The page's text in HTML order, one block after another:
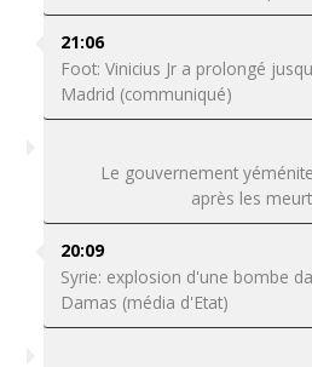
21:06
Foot: Vinicius Jr a prolongé
Madrid (communiqué)
Le gouvernement
après les
20:09
Syrie: explosion d'une bombe
Damas (média d'Etat)